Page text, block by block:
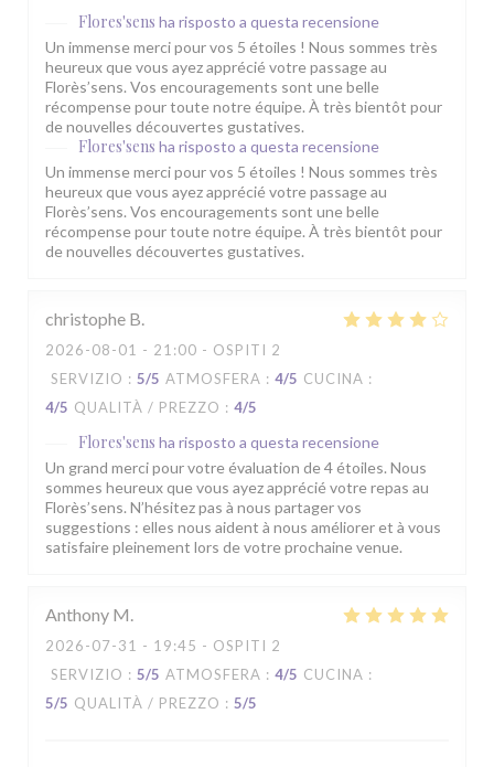
Flores'sens ha risposto a questa recensione
Un immense merci pour vos 5 étoiles ! Nous sommes très
heureux que vous ayez apprécié votre passage au
Florès’sens. Vos encouragements sont une belle
récompense pour toute notre équipe. À très bientôt pour
de nouvelles découvertes gustatives.
Flores'sens ha risposto a questa recensione
Un immense merci pour vos 5 étoiles ! Nous sommes très
heureux que vous ayez apprécié votre passage au
Florès’sens. Vos encouragements sont une belle
récompense pour toute notre équipe. À très bientôt pour
de nouvelles découvertes gustatives.
christophe B
2026-08-01 - 21:00 - OSPITI 2
SERVIZIO : 5/5 ATMOSFERA : 4/5 CUCINA :
4/5 QUALITÀ / PREZZO : 4/5
Flores'sens ha risposto a questa recensione
Un grand merci pour votre évaluation de 4 étoiles. Nous
sommes heureux que vous ayez apprécié votre repas au
Florès’sens. N’hésitez pas à nous partager vos
suggestions : elles nous aident à nous améliorer et à vous
satisfaire pleinement lors de votre prochaine venue.
Anthony M
2026-07-31 - 19:45 - OSPITI 2
SERVIZIO : 5/5 ATMOSFERA : 4/5 CUCINA :
5/5 QUALITÀ / PREZZO : 5/5